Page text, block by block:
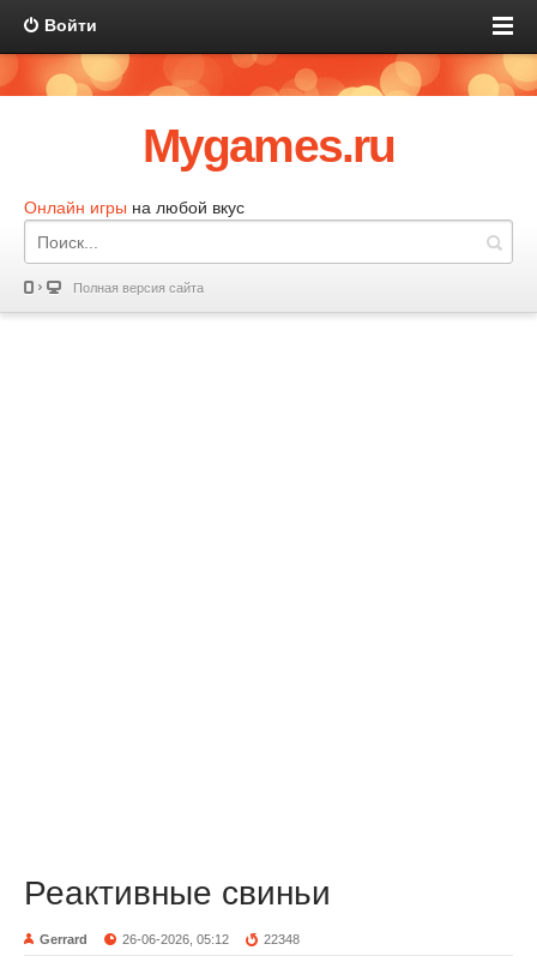
Войти
Mygames.ru
Онлайн игры на любой вкус
Полная версия сайта
Реактивные свиньи
Gerrard 26-06-2026, 05:12 22348